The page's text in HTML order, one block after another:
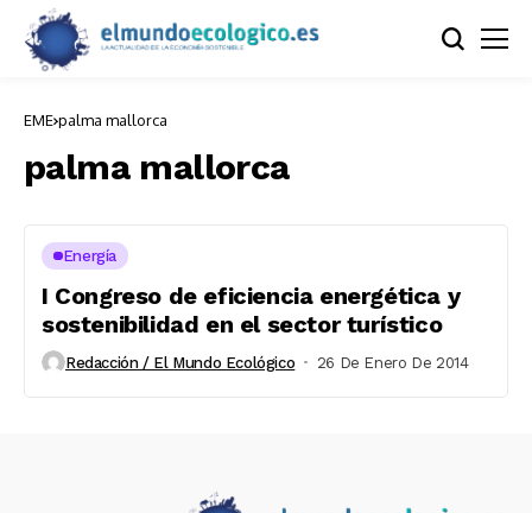
EME palma mallorca
palma mallorca
Energía
I Congreso de eficiencia energética y
sostenibilidad en el sector turístico
Redacción / El Mundo Ecológico 26 De Enero De 2014